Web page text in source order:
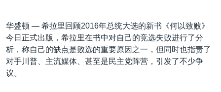
台海两岸关系
南中国海争端
其他语言网站
华盛顿 — 希拉里回顾2016年总统大选的新书《何以致败》
今日正式出版，希拉里在书中对自己的竞选失败进行了分
析，称自己的缺点是败选的重要原因之一，但同时也指责了
对手川普、主流媒体、甚至是民主党阵营，引发了不少争
议。